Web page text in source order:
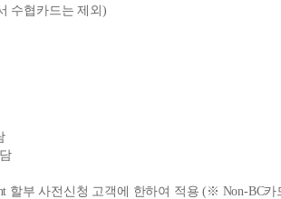
수협카드는 제외)
할부 사전신청 고객에 한하여 적용 (※ Non-BC카